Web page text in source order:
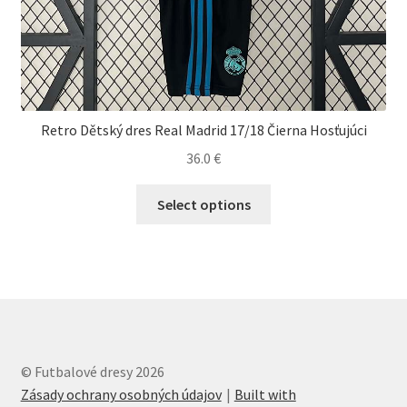
Retro Dětský dres Real Madrid 17/18 Čierna Hosťujúci
36.0 €
Select options
na
© Futbalové dresy 2026
Zásady ochrany osobných údajov
Built with